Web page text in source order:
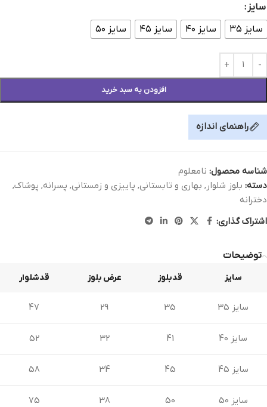
سایز
سایز ۳۵
سایز ۴۰ سایز ۴۵ سایز ۵۰
افزودن به سبد خرید
راهنمای اندازه
شناسه محصول: نامعلوم
دسته: بلوز شلوار , بهاری و تابستانی, پاییزی و زمستانی, پسرانه, پوشاک,
دخترانه
اشتراک گذاری:
توضیحات
سایز قدبلوز عرض بلوز قدشلوار
سایز 35 35
29
47
سایز 40 41
32
52
سایز 45 45
34
58
سایز 50 50
38
75